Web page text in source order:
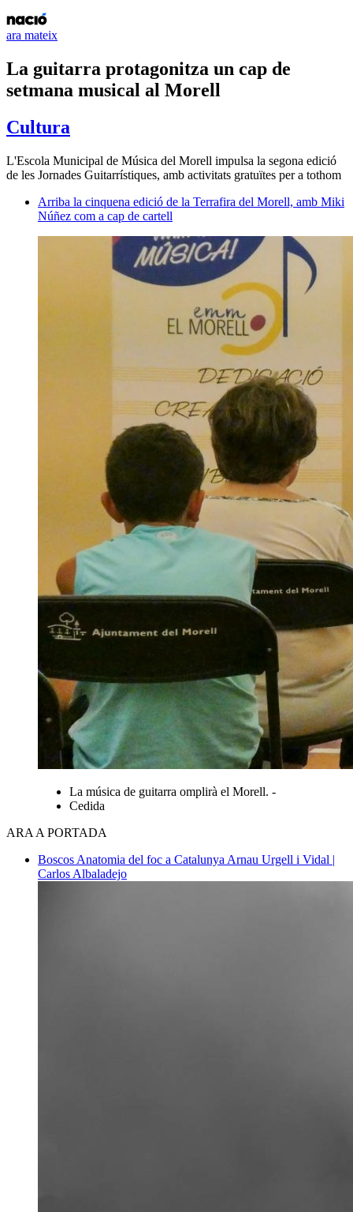
ara mateix
La guitarra protagonitza un cap de
setmana musical al Morell
Cultura
L'Escola Municipal de Música del Morell impulsa la segona edició
de les Jornades Guitarrístiques, amb activitats gratuïtes per a tothom
Arriba la cinquena edició de la Terrafira del Morell, amb Miki
Núñez com a cap de cartell
La música de guitarra omplirà el Morell. -
Cedida
ARA A PORTADA
Boscos Anatomia del foc a Catalunya Arnau Urgell i Vidal |
Carlos Albaladejo